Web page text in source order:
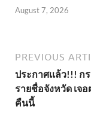
August 7, 2026
PREVIOUS
ประกาศเเล้ว!!! ก
รายชื่อจังหวัด เจ
คืนนี้